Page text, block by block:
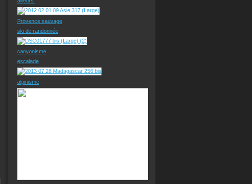
Provence sauvage
ski de randonnée
canyonisme
escalade
alpinisme